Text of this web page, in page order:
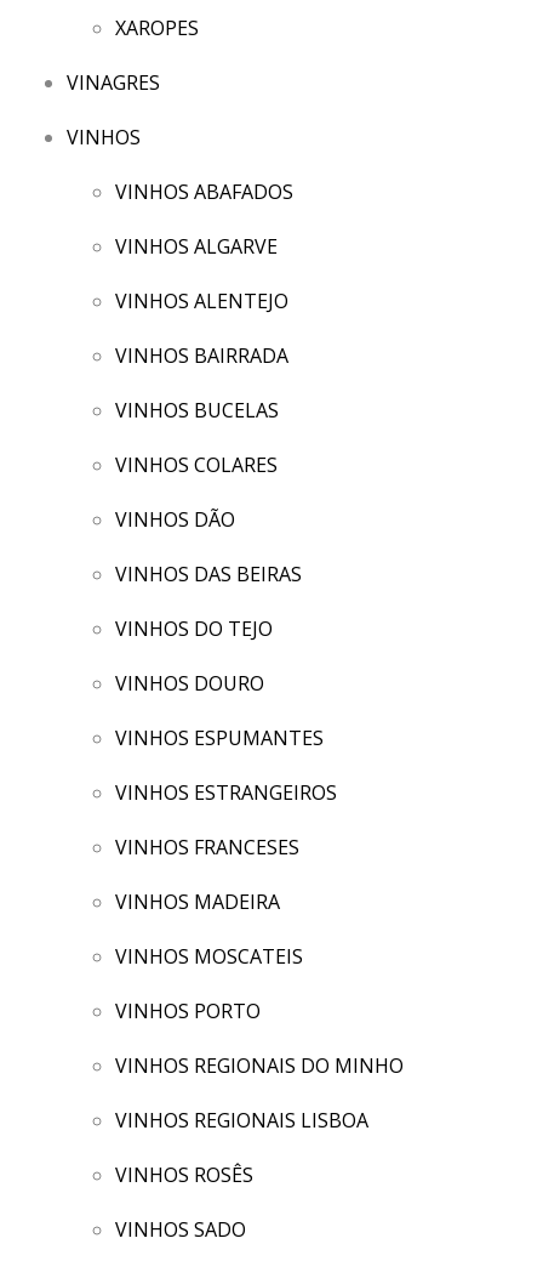
XAROPES
VINAGRES
VINHOS
VINHOS ABAFADOS
VINHOS ALGARVE
VINHOS ALENTEJO
VINHOS BAIRRADA
VINHOS BUCELAS
VINHOS COLARES
VINHOS DÃO
VINHOS DAS BEIRAS
VINHOS DO TEJO
VINHOS DOURO
VINHOS ESPUMANTES
VINHOS ESTRANGEIROS
VINHOS FRANCESES
VINHOS MADEIRA
VINHOS MOSCATEIS
VINHOS PORTO
VINHOS REGIONAIS DO MINHO
VINHOS REGIONAIS LISBOA
VINHOS ROSÊS
VINHOS SADO